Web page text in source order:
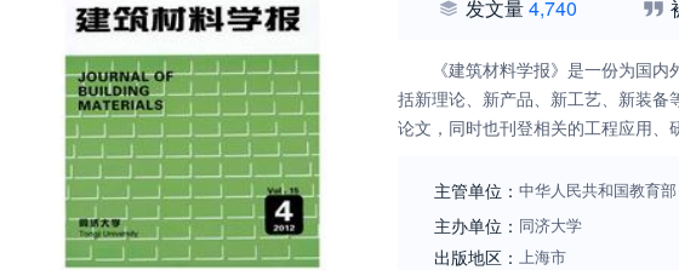
发文量4,740
《建筑材料学报》是一份为国
括新理论、新产品、新工艺、新装
论文，同时也刊登相关的工程应用
主管单位： 中华人民共和国教育部
主办单位： 同济大学
出版地区： 上海市